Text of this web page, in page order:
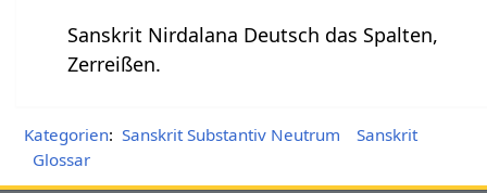
Sanskrit Nirdalana Deutsch das Spalten,
Zerreißen.
Kategorien: Sanskrit Substantiv Neutrum
Sanskrit
Glossar